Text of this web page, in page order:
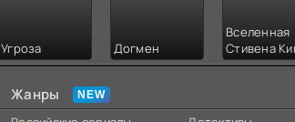
Угроза Догмен
Вселенная
Стивена
Жанры